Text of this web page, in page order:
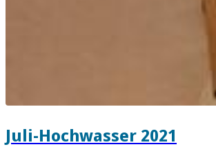
Juli-Hochwasser 2021